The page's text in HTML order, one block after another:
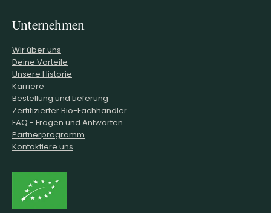
Unternehmen
Wir über uns
Deine Vorteile
Unsere Historie
Karriere
Bestellung und Lieferung
Zertifizierter Bio-Fachhändler
FAQ - Fragen und Antworten
Partnerprogramm
Kontaktiere uns